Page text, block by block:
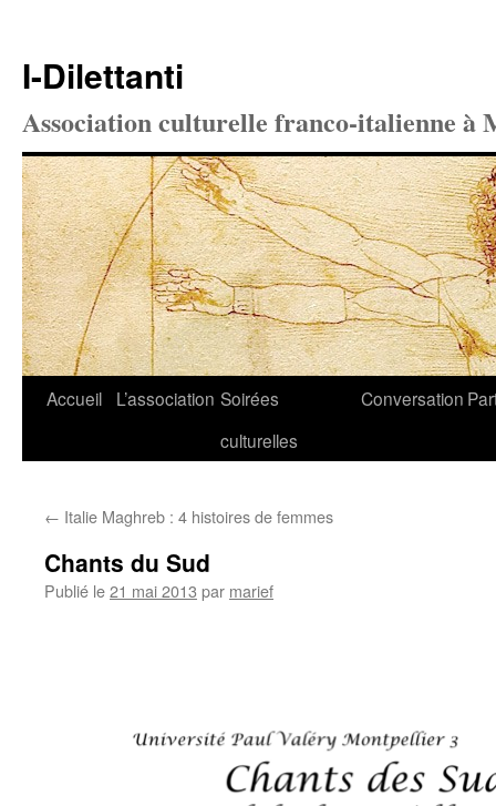
I-Dilettanti
Association culturelle franco-italienne à
Aller
Accueil L’association Soirées
culturelles
Conversation
← Italie Maghreb : 4 histoires de femmes
Chants du Sud
Publié le21 mai 2013 par marief